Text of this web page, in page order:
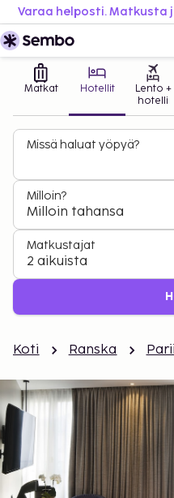
Matkat Hotellit
Lento +
hotelli
Missä haluat yöpyä?
Milloin?
Milloin tahansa
Matkustajat
2 aikuista
Koti Ranska